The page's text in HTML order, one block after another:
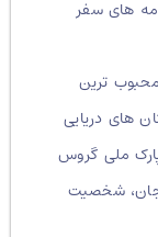
سفر
ترین
دریایی
ملی گروس
شخصیت